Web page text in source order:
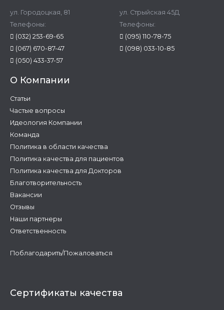
ул. Городоцкая, 81
Телефоны:
(032) 253-69-65
(067) 670-87-47
(050) 433-37-57
ул. Стрыйская 45Д
Телефоны:
(095) 110-78-75
(098) 033-10-85
О Компании
Статьи
Частые вопросы
Идеология Компании
Команда
Политика в области качества
Политика качества для пациентов
Политика качества для Докторов
Благотворительность
Вакансии
Отзывы
Наши партнеры
Ответственность
Поблагодарить/Пожаловаться
Сертификаты качества